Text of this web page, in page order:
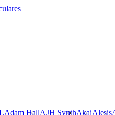
Adam HallAJH SynthAkaiAlesis